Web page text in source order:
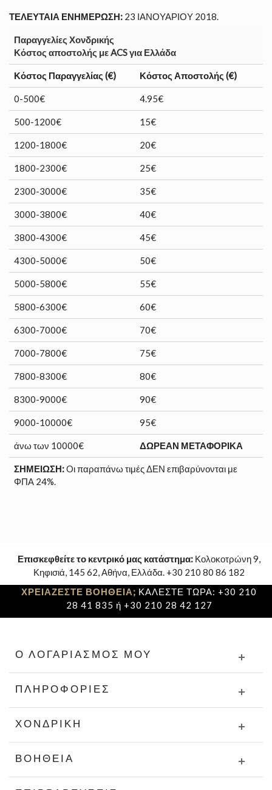
ΤΕΛΕΥΤΑΙΑ ΕΝΗΜΕΡΩΣΗ: 23 ΙΑΝΟΥΑΡΙΟΥ 2018.
Παραγγελίες Χονδρικής
Κόστος αποστολής μεACSγια Ελλάδα
ΣΗΜΕΙΩΣΗ:Oι παραπάνω τιμές ΔΕΝ επιβαρύνονται με
ΦΠΑ 24%.
Κόστος Παραγγελίας (€) Κόστος Αποστολής (€)
0-500€ 4.95€
500-1200€ 15€
1200-1800€ 20€
1800-2300€ 25€
2300-3000€ 35€
3000-3800€ 40€
3800-4300€ 45€
4300-5000€ 50€
5000-5800€ 55€
5800-6300€ 60€
6300-7000€ 70€
7000-7800€ 75€
7800-8300€ 80€
8300-9000€ 90€
9000-10000€ 95€
άνω των 10000€ ΔΩΡΕΑΝ ΜΕΤΑΦΟΡΙΚΑ
Επισκεφθείτε το κεντρικό μας κατάστημα: Κολοκοτρώνη 9,
Κηφισιά, 145 62, Αθήνα, Ελλάδα. +30 210 80 86 182
ΧΡΕΙΑΖΕΣΤΕ ΒΟΗΘΕΙΑ; ΚΑΛΕΣΤΕ ΤΩΡΑ: +30 210
28 41 835 ή +30 210 28 42 127
Ο ΛΟΓΑΡΙΑΣΜΌΣ ΜΟΥ
ΠΛΗΡΟΦΟΡΊΕΣ
ΧΟΝΔΡΙΚΉ
ΒΟΉΘΕΙΑ